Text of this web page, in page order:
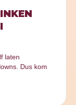
laten
Dus kom